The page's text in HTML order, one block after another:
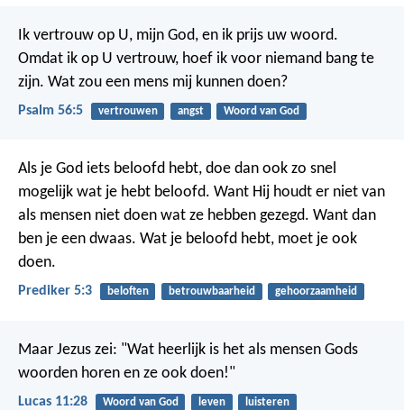
Ik vertrouw op U, mijn God, en ik prijs uw woord.
Omdat ik op U vertrouw, hoef ik voor niemand bang te
zijn. Wat zou een mens mij kunnen doen?
Psalm 56:5 vertrouwen angst Woord van God
Als je God iets beloofd hebt, doe dan ook zo snel
mogelijk wat je hebt beloofd. Want Hij houdt er niet van
als mensen niet doen wat ze hebben gezegd. Want dan
ben je een dwaas. Wat je beloofd hebt, moet je ook
doen.
Prediker 5:3 beloften betrouwbaarheid gehoorzaamheid
Maar Jezus zei: "Wat heerlijk is het als mensen Gods
woorden horen en ze ook doen!"
Lucas 11:28 Woord van God leven luisteren